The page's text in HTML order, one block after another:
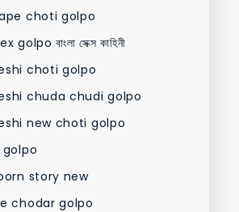
choti golpo
বাংলা সেক্স কাহিনী
choti golpo
chuda chudi golpo
new choti golpo
story new
chodar golpo